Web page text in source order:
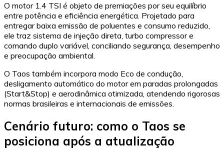
O motor 1.4 TSI é objeto de premiações por seu equilíbrio
entre potência e eficiência energética. Projetado para
entregar baixa emissão de poluentes e consumo reduzido,
ele traz sistema de injeção direta, turbo compressor e
comando duplo variável, conciliando segurança, desempenho
e preocupação ambiental.
O Taos também incorpora modo Eco de condução,
desligamento automático do motor em paradas prolongadas
(Start&Stop) e aerodinâmica otimizada, atendendo rigorosas
normas brasileiras e internacionais de emissões.
Cenário futuro: como o Taos se
posiciona após a atualização